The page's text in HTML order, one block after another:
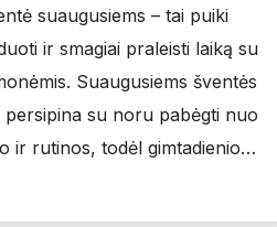
suaugusiems – tai puiki
ir smagiai praleisti laiką su
Suaugusiems šventės
persipina su noru pabėgti nuo
ir rutinos, todėl gimtadienio…